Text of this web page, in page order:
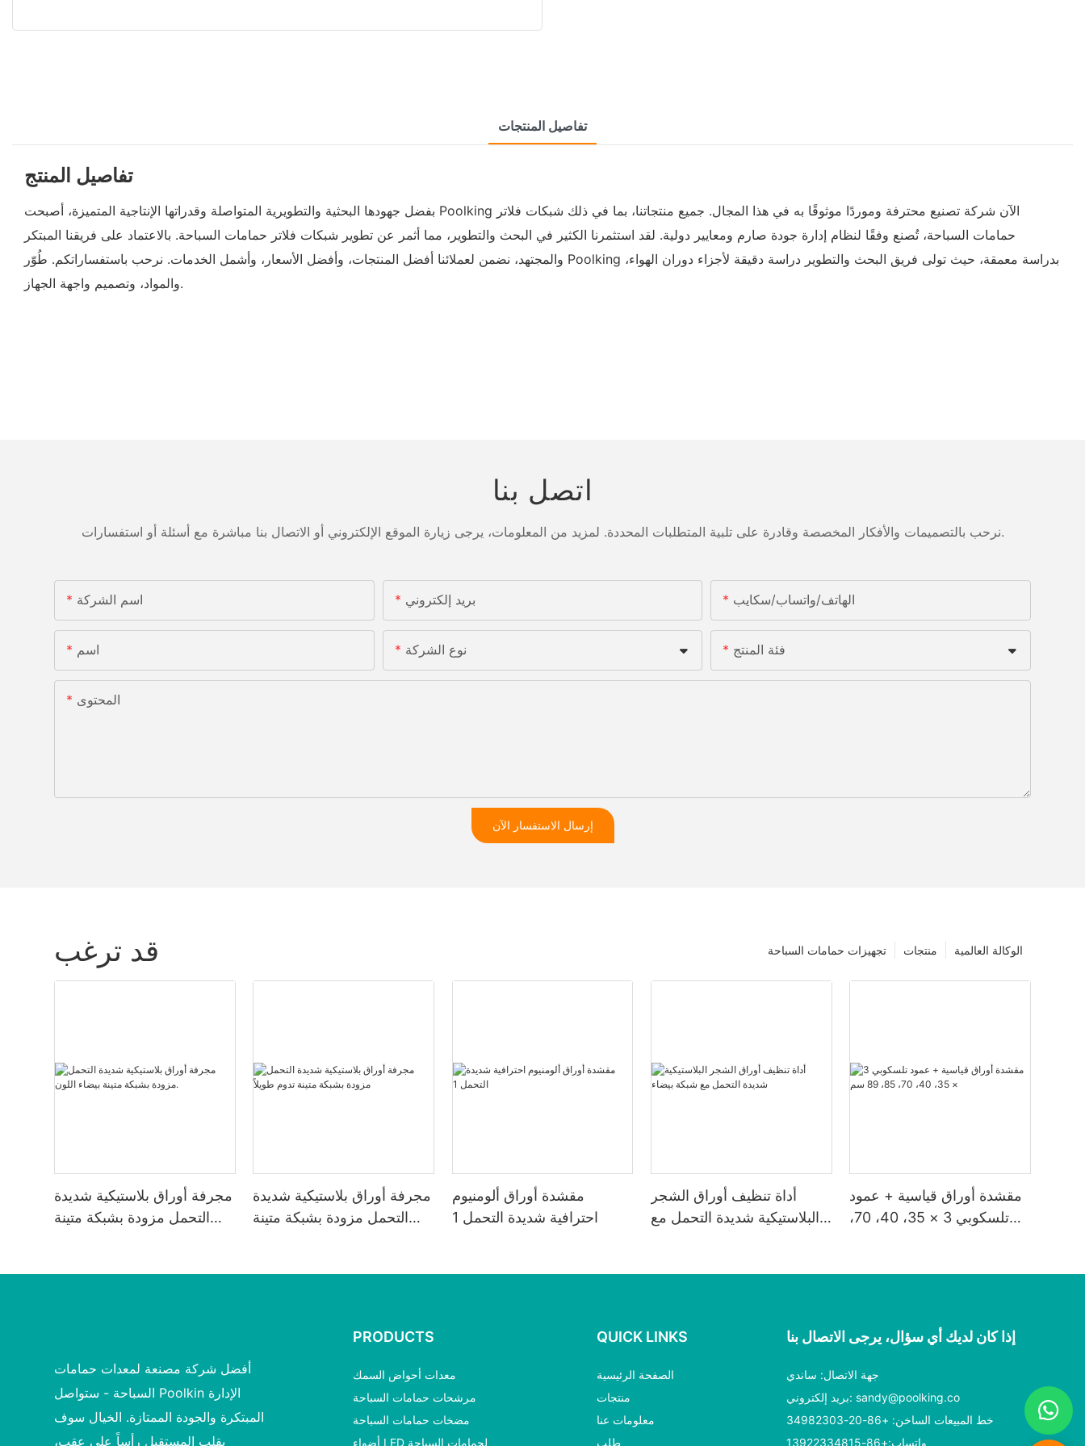
تفاصيل المنتجات
تفاصيل المنتج
بفضل جهودها البحثية والتطويرية المتواصلة وقدراتها الإنتاجية المتميزة، أصبحت Poolking الآن شركة تصنيع محترفة وموردًا موثوقًا به في هذا المجال. جميع منتجاتنا، بما في ذلك شبكات فلاتر
حمامات السباحة، تُصنع وفقًا لنظام إدارة جودة صارم ومعايير دولية. لقد استثمرنا الكثير في البحث والتطوير، مما أثمر عن تطوير شبكات فلاتر حمامات السباحة. بالاعتماد على فريقنا المبتكر
والمجتهد، نضمن لعملائنا أفضل المنتجات، وأفضل الأسعار، وأشمل الخدمات. نرحب باستفساراتكم. طُوّر Poolking بدراسة معمقة، حيث تولى فريق البحث والتطوير دراسة دقيقة لأجزاء دوران الهواء،
والمواد، وتصميم واجهة الجهاز.
اتصل بنا
نرحب بالتصميمات والأفكار المخصصة وقادرة على تلبية المتطلبات المحددة. لمزيد من المعلومات، يرجى زيارة الموقع الإلكتروني أو الاتصال بنا مباشرة مع أسئلة أو استفسارات.
اسم الشركة بريد إلكتروني الهاتف/واتساب/سكايب
اسم نوع الشركة فئة المنتج
المحتوى
إرسال الاستفسار الآن
قد ترغب الوكالة العالمية منتجات تجهيزات حمامات السباحة
مجرفة أوراق بلاستيكية شديدة
التحمل مزودة بشبكة متينة
مجرفة أوراق بلاستيكية شديدة
التحمل مزودة بشبكة متينة
مقشدة أوراق ألومنيوم
احترافية شديدة التحمل 1
أداة تنظيف أوراق الشجر
البلاستيكية شديدة التحمل مع
مقشدة أوراق قياسية + عمود
تلسكوبي 3 × 35، 40، 70،
أفضل شركة مصنعة لمعدات حمامات
السباحة - ستواصل Poolkin الإدارة
المبتكرة والجودة الممتازة. الخيال سوف
يقلب المستقبل رأساً على عقب،
PRODUCTS
معدات أحواض السمك
مرشحات حمامات السباحة
مضخات حمامات السباحة
أضواء LED لحمامات السباحة
QUICK LINKS
الصفحة الرئيسية
منتجات
معلومات عنا
طلب
إذا كان لديك أي سؤال، يرجى الاتصال بنا
جهة الاتصال: ساندي
بريد إلكتروني:sandy@poolking.co
خط المبيعات الساخن: +86-20-34982303
واتساب:+86-13922334815